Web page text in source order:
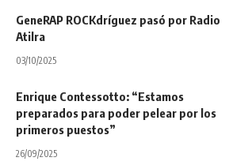
GeneRAP ROCKdríguez pasó por Radio
Atilra
03/10/2025
Enrique Contessotto: “Estamos
preparados para poder pelear por los
primeros puestos”
26/09/2025